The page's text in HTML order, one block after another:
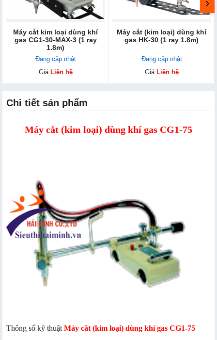
Máy cắt kim loại dùng khí
gas CG1-30-MAX-3 (1 ray
1.8m)
Đang cập nhật
Giá:Liên hệ
Máy cắt (kim loại) dùng khí
gas HK-30 (1 ray 1.8m)
Đang cập nhật
Giá:Liên hệ
Chi tiết sản phẩm
Máy cắt (kim loại) dùng khí gas CG1-75
Thông số kỹ thuật Máy cắt (kim loại) dùng khí gas CG1-75